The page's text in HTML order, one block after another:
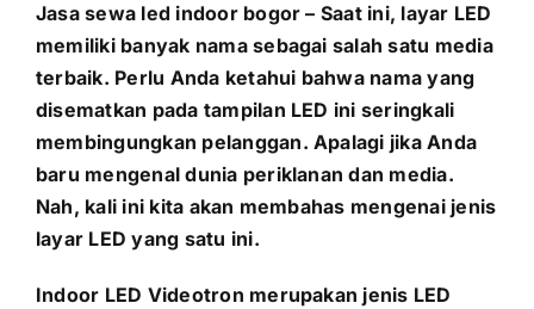
Jasa sewa led indoor bogor – Saat ini, layar LED
memiliki banyak nama sebagai salah satu media
terbaik. Perlu Anda ketahui bahwa nama yang
disematkan pada tampilan LED ini seringkali
membingungkan pelanggan. Apalagi jika Anda
baru mengenal dunia periklanan dan media.
Nah, kali ini kita akan membahas mengenai jenis
layar LED yang satu ini.
Indoor LED Videotron merupakan jenis LED